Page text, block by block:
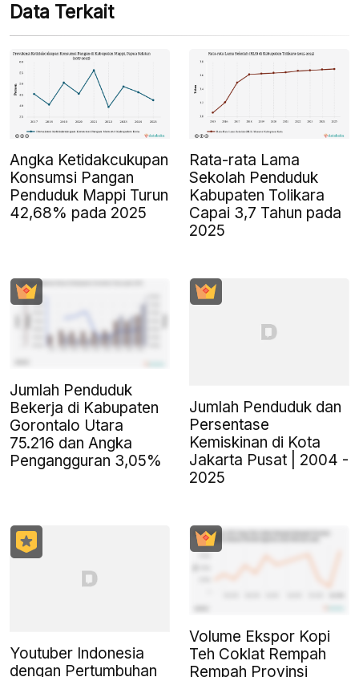
Data Terkait
Angka Ketidakcukupan
Konsumsi Pangan
Penduduk Mappi Turun
42,68% pada 2025
Rata-rata Lama
Sekolah Penduduk
Kabupaten Tolikara
Capai 3,7 Tahun pada
2025
Jumlah Penduduk
Bekerja di Kabupaten
Gorontalo Utara
75.216 dan Angka
Pengangguran 3,05%
Jumlah Penduduk dan
Persentase
Kemiskinan di Kota
Jakarta Pusat | 2004 -
2025
Youtuber Indonesia
dengan Pertumbuhan
Volume Ekspor Kopi
Teh Coklat Rempah
Rempah Provinsi